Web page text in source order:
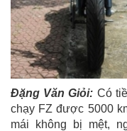
Đặng Văn Giỏi: Có
chạy FZ được 5000
mái không bị mệt,